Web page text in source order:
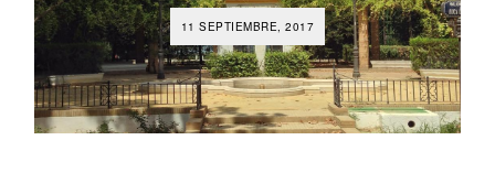
11 SEPTIEMBRE, 2017